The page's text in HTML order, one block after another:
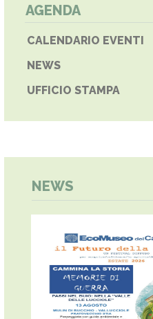
AGENDA
CALENDARIO EVENTI
NEWS
UFFICIO STAMPA
NEWS